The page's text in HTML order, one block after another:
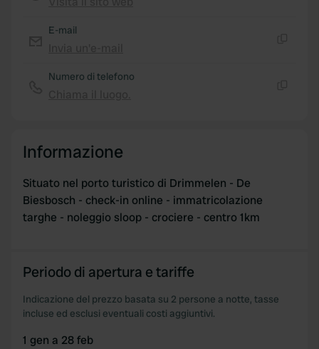
provided to them or that they’ve collected from your use
E-mail
Numero di telefono
Informazione
Situato nel porto turistico di Drimmelen - De
Biesbosch - check-in online - immatricolazione
targhe - noleggio sloop - crociere - centro 1km
Periodo di apertura e tariffe
Indicazione del prezzo basata su 2 persone a notte, tasse
incluse ed esclusi eventuali costi aggiuntivi.
1 gen a 28 feb